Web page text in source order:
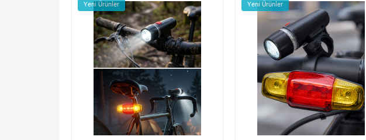
Yeni Ürünler Yeni Ürünler